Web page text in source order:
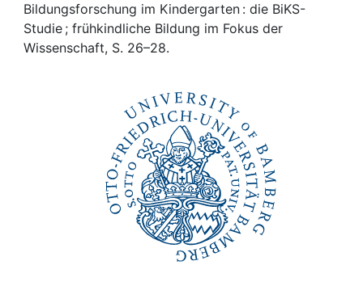
Help
Bildungsforschung im Kindergarten : die BiKS-
Studie ; frühkindliche Bildung im Fokus der
Wissenschaft, S. 26–28.